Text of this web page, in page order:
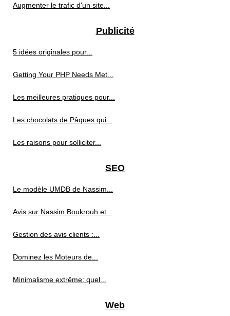
Augmenter le trafic d'un site...
Publicité
5 idées originales pour...
Getting Your PHP Needs Met...
Les meilleures pratiques pour...
Les chocolats de Pâques qui...
Les raisons pour solliciter...
SEO
Le modèle UMDB de Nassim...
Avis sur Nassim Boukrouh et...
Gestion des avis clients :...
Dominez les Moteurs de...
Minimalisme extrême: quel...
Web